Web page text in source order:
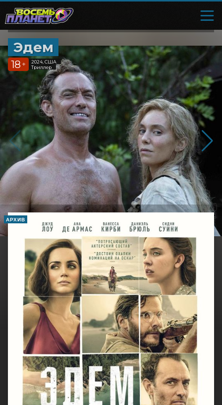
Эдем
18 +
2024, США
Триллер
АРХИВ